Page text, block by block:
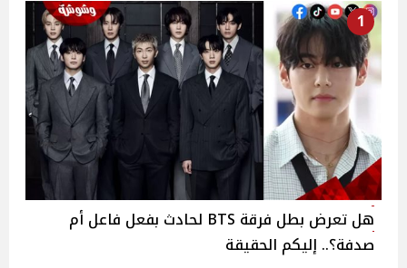
1
هل تعرض بطل فرقة BTS لحادث بفعل فاعل أم
صدفة؟.. إليكم الحقيقة